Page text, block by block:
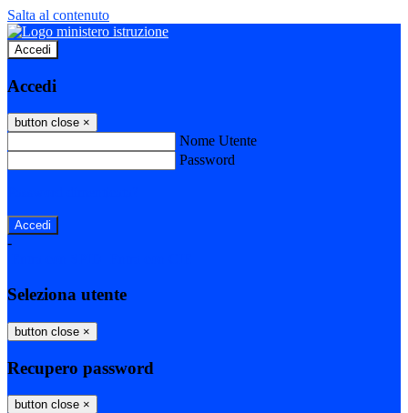
Salta al contenuto
Accedi
Accedi
button close ×
Nome Utente
Password
-
Seleziona utente
button close ×
Recupero password
button close ×